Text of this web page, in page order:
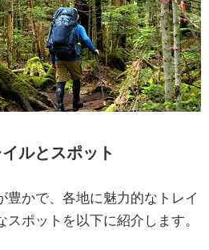
ルとスポット
豊かで、各地に魅力的なトレイ
スポットを以下に紹介します。